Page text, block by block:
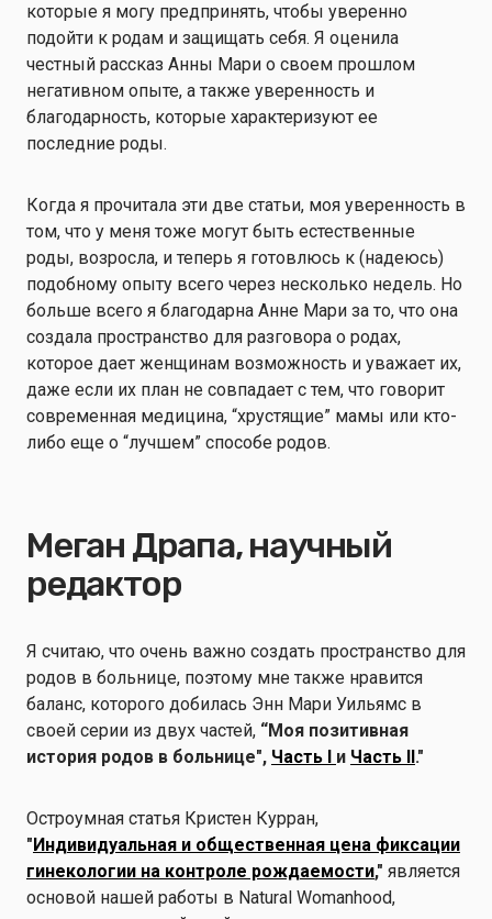
которые я могу предпринять, чтобы уверенно
подойти к родам и защищать себя. Я оценила
честный рассказ Анны Мари о своем прошлом
негативном опыте, а также уверенность и
благодарность, которые характеризуют ее
последние роды.
Когда я прочитала эти две статьи, моя уверенность в
том, что у меня тоже могут быть естественные
роды, возросла, и теперь я готовлюсь к (надеюсь)
подобному опыту всего через несколько недель. Но
больше всего я благодарна Анне Мари за то, что она
создала пространство для разговора о родах,
которое дает женщинам возможность и уважает их,
даже если их план не совпадает с тем, что говорит
современная медицина, “хрустящие” мамы или кто-
либо еще о “лучшем” способе родов.
Меган Драпа, научный
редактор
Я считаю, что очень важно создать пространство для
родов в больнице, поэтому мне также нравится
баланс, которого добилась Энн Мари Уильямс в
своей серии из двух частей, “Моя позитивная
история родов в больнице", Часть I и Часть II."
Остроумная статья Кристен Курран,
"Индивидуальная и общественная цена фиксации
гинекологии на контроле рождаемости," является
основой нашей работы в Natural Womanhood,